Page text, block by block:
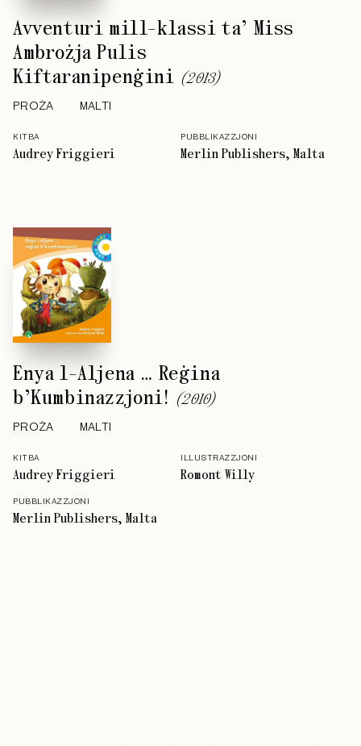
Avventuri mill-klassi ta’ Miss
Ambrożja Pulis
Kiftaranipenġini (2013)
PROŻA MALTI
KITBA
Audrey Friggieri
PUBBLIKAZZJONI
Merlin Publishers, Malta
Enya l-Aljena … Reġina
b’Kumbinazzjoni! (2010)
PROŻA MALTI
KITBA
Audrey Friggieri
ILLUSTRAZZJONI
Romont Willy
PUBBLIKAZZJONI
Merlin Publishers, Malta